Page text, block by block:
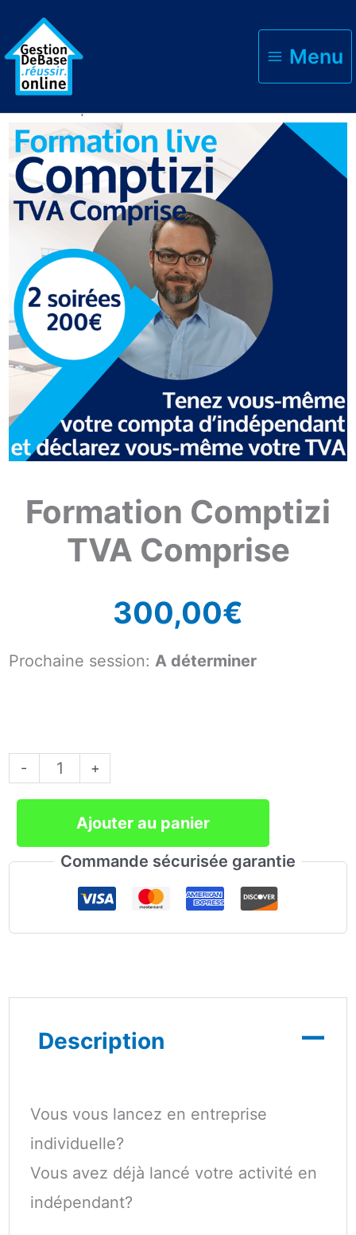
Menu
Accueil»
Formation Comptizi
Formation Comptizi
TVA Comprise
300,00€
Prochaine session: A déterminer
-
quantité
de
Formation
Comptizi
Comprise
+
Ajouter au panier
Commande sécurisée garantie
Description
Vous vous lancez en entreprise
individuelle?
Vous avez déjà lancé votre activité en
indépendant?